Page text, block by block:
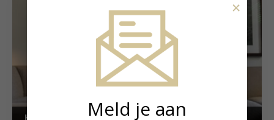
Kunstuitleen voor particulieren
Meld je aan
×